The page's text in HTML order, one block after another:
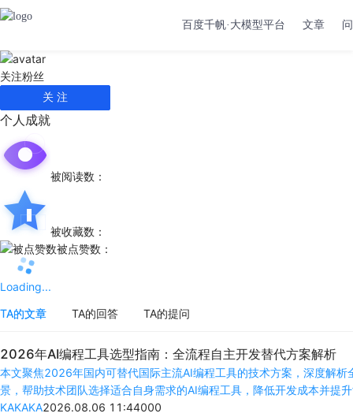
百度千帆·大模型平台 文章
关注粉丝
关 注
个人成就
被阅读数：
被收藏数：
被点赞数：
Loading...
TA的文章
TA的回答 TA的提问
2026年AI编程工具选型指南：全流程自主开发替代方案解析
本文聚焦2026年国内可替代国际主流AI编程工具的技术方案，深度解
景，帮助技术团队选择适合自身需求的AI编程工具，降低开发成本并提
KAKAKA2026.08.06 11:44000